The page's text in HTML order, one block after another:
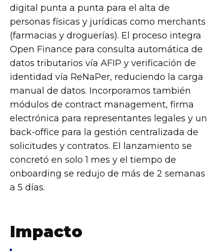
digital punta a punta para el alta de
personas físicas y jurídicas como merchants
(farmacias y droguerías). El proceso integra
Open Finance para consulta automática de
datos tributarios vía AFIP y verificación de
identidad vía ReNaPer, reduciendo la carga
manual de datos. Incorporamos también
módulos de contract management, firma
electrónica para representantes legales y un
back-office para la gestión centralizada de
solicitudes y contratos. El lanzamiento se
concretó en solo 1 mes y el tiempo de
onboarding se redujo de más de 2 semanas
a 5 días.
Impacto